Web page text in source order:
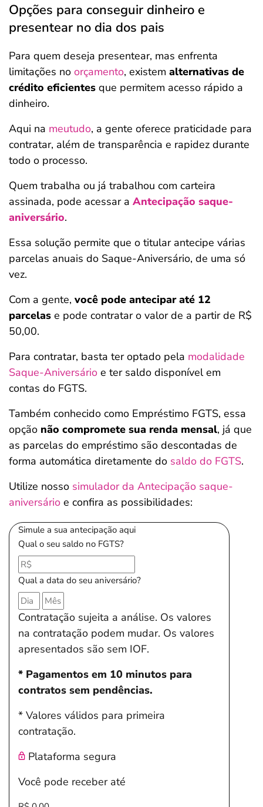
Opções para conseguir dinheiro e
presentear no dia dos pais
Para quem deseja presentear, mas enfrenta
limitações no orçamento, existem alternativas de
crédito eficientes que permitem acesso rápido a
dinheiro.
Aqui na meutudo, a gente oferece praticidade para
contratar, além de transparência e rapidez durante
todo o processo.
Quem trabalha ou já trabalhou com carteira
assinada, pode acessar a Antecipação saque-
aniversário.
Essa solução permite que o titular antecipe várias
parcelas anuais do Saque-Aniversário, de uma só
vez.
Com a gente, você pode antecipar até 12
parcelas e pode contratar o valor de a partir de R$
50,00.
Para contratar, basta ter optado pela modalidade
Saque-Aniversário e ter saldo disponível em
contas do FGTS.
Também conhecido como Empréstimo FGTS, essa
opção não compromete sua renda mensal, já que
as parcelas do empréstimo são descontadas de
forma automática diretamente do saldo do FGTS.
Utilize nosso simulador da Antecipação saque-
aniversário e confira as possibilidades:
Simule a sua antecipação aqui
Qual o seu saldo no FGTS?
Qual a data do seu aniversário?
Contratação sujeita a análise. Os valores
na contratação podem mudar. Os valores
apresentados são sem IOF.
* Pagamentos em 10 minutos para
contratos sem pendências.
* Valores válidos para primeira
contratação.
Plataforma segura
Você pode receber até